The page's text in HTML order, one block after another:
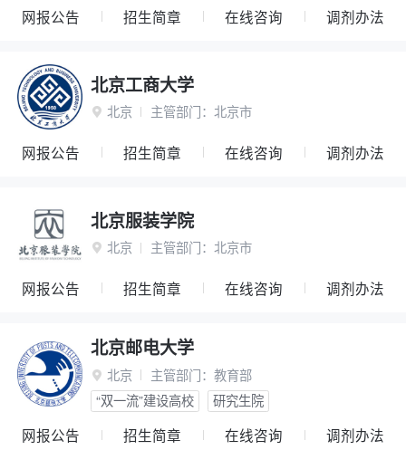
网报公告 招生简章 在线咨询 调剂办法
北京工商大学
 北京 主管部门： 北京市
网报公告 招生简章 在线咨询 调剂办法
北京服装学院
 北京 主管部门： 北京市
网报公告 招生简章 在线咨询 调剂办法
北京邮电大学
 北京 主管部门： 教育部
“双一流”建设高校
研究生院
网报公告 招生简章 在线咨询 调剂办法